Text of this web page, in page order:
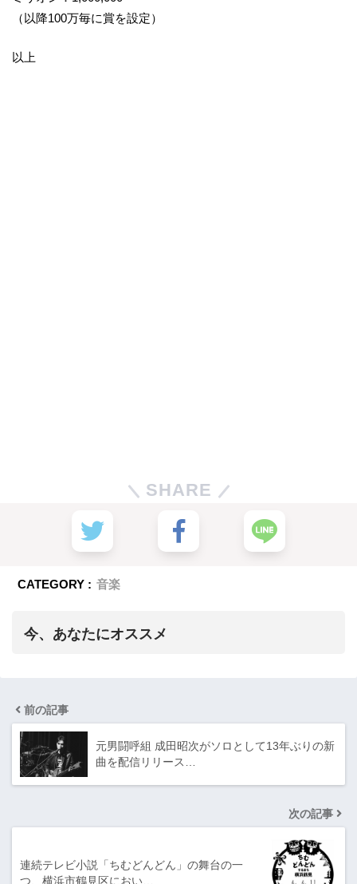
（以降100万毎に賞を設定）
以上
SHARE
CATEGORY : 音楽
今、あなたにオススメ
前の記事
元男闘呼組 成田昭次がソロとして13年ぶりの新
曲を配信リリース…
次の記事
連続テレビ小説「ちむどんどん」の舞台の一
つ、横浜市鶴見区におい…